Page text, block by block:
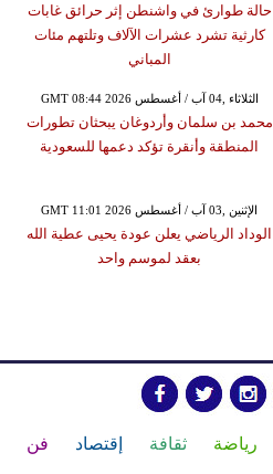
حالة طوارئ في واشنطن إثر حرائق غابات
كارثية تشرد عشرات الآلاف وتلتهم مئات
المباني
GMT 08:44 2026 الثلاثاء ,04 آب / أغسطس
محمد بن سلمان وأردوغان يبحثان تطورات
المنطقة وأنقرة تؤكد دعمها للسعودية
GMT 11:01 2026 الإثنين ,03 آب / أغسطس
الوداد الرياضي يعلن عودة يحيى عطية الله
بعقد لموسم واحد
رياضة ثقافة إقتصاد فن